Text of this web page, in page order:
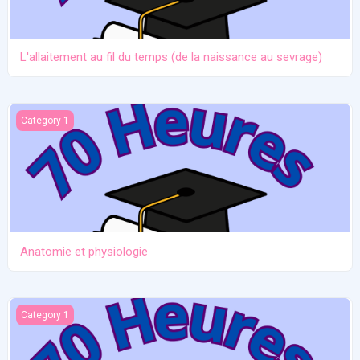
L'allaitement au fil du temps (de la naissance au sevrage)
Anatomie et physiologie
Category 1
Anatomie et physiologie
Ictère et hypoglycémie
Category 1